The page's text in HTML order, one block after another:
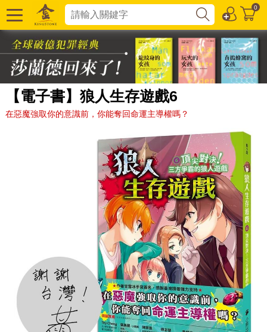
0
【電子書】狼人生存遊戲6
在惡魔強取你的意識前，你能奪回命運主導權嗎？